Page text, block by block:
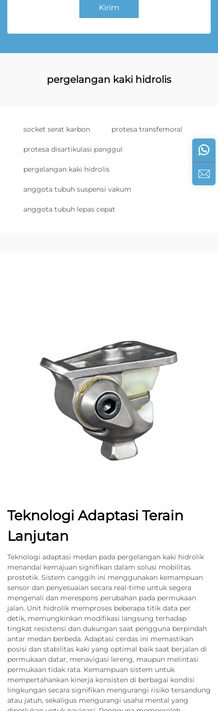
Kirim
pergelangan kaki hidrolis
socket serat karbon protesa transfemoral
protesa disartikulasi panggul
pergelangan kaki hidrolis
anggota tubuh suspensi vakum
anggota tubuh lepas cepat
Teknologi Adaptasi Terain
Lanjutan
Teknologi adaptasi medan pada pergelangan kaki hidrolik
menandai kemajuan signifikan dalam solusi mobilitas
prostetik. Sistem canggih ini menggunakan kemampuan
sensor dan penyesuaian secara real-time untuk segera
mengenali dan merespons perubahan pada permukaan
jalan. Unit hidrolik memproses beberapa titik data per
detik, memungkinkan modifikasi langsung terhadap
tingkat resistensi dan dukungan saat pengguna berpindah
antar medan berbeda. Adaptasi cerdas ini memastikan
posisi dan stabilitas kaki yang optimal baik saat berjalan di
permukaan datar, menavigasi lereng, maupun melintasi
permukaan tidak rata. Kemampuan sistem untuk
mempertahankan kinerja konsisten di berbagai kondisi
lingkungan secara signifikan mengurangi risiko tersandung
atau jatuh, sekaligus mengurangi usaha mental yang